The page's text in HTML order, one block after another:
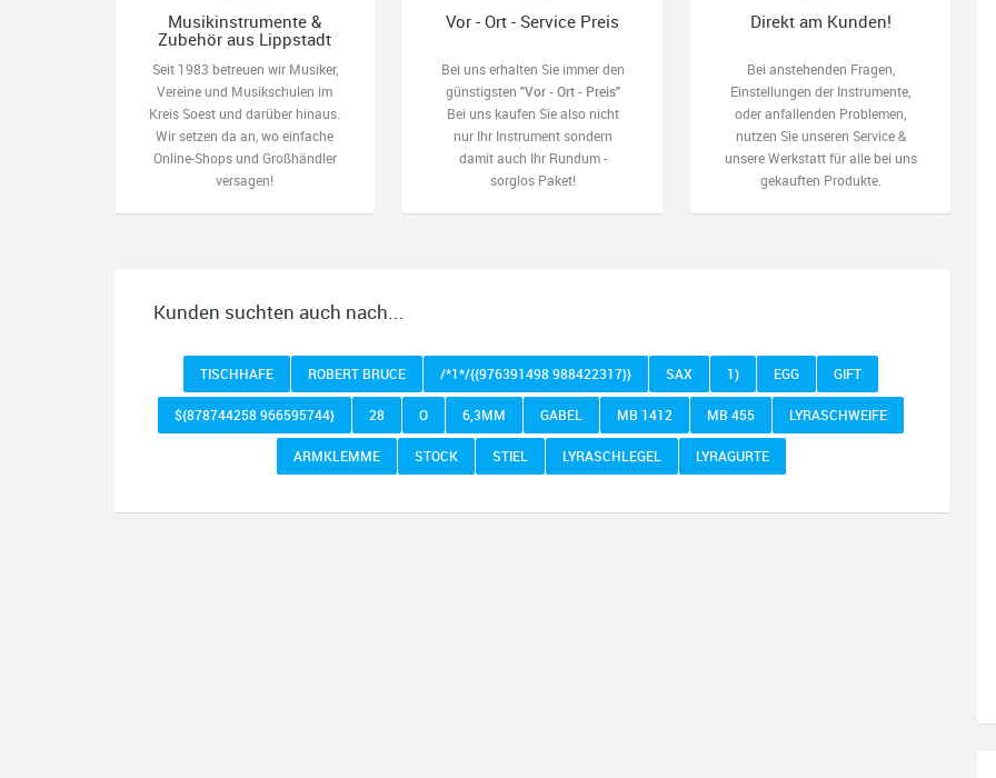
Musikinstrumente &
Zubehör aus Lippstadt
Seit 1983 betreuen wir Musiker,
Vereine und Musikschulen im
Kreis Soest und darüber hinaus.
Wir setzen da an, wo einfache
Online-Shops und Großhändler
versagen!
Vor - Ort - Service Preis
Bei uns erhalten Sie immer den
günstigsten "Vor - Ort - Preis"
Bei uns kaufen Sie also nicht
nur Ihr Instrument sondern
damit auch Ihr Rundum -
sorglos Paket!
Direkt am Kunden!
Bei anstehenden Fragen,
Einstellungen der Instrumente,
oder anfallenden Problemen,
nutzen Sie unseren Service &
unsere Werkstatt für alle bei uns
gekauften Produkte.
Kunden suchten auch nach...
TISCHHAFE ROBERT BRUCE /*1*/{{976391498 988422317}} SAX 1) EGG GIFT
${878744258 966595744} 28 O 6,3MM GABEL MB 1412 MB 455 LYRASCHWEIFE
ARMKLEMME STOCK STIEL LYRASCHLEGEL LYRAGURTE